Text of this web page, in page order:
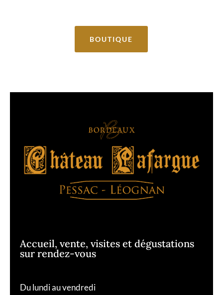
BOUTIQUE
Accueil, vente, visites et dégustations
sur rendez-vous
Du lundi au vendredi